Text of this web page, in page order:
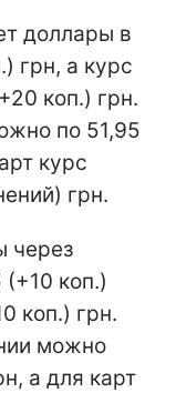
доллары в
грн, а курс
коп.) грн.
по 51,95
курс
грн.
через
коп.)
коп.) грн.
можно
а для карт